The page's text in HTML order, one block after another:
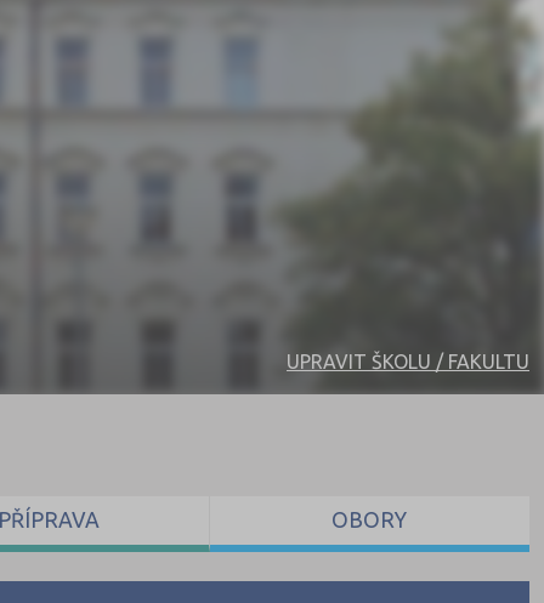
UPRAVIT ŠKOLU / FAKULTU
OBORY